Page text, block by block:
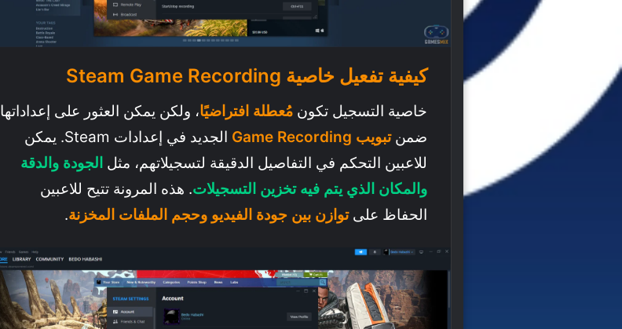
كيفية تفعيل خاصية Steam Game Recording
خاصية التسجيل تكون مُعطلة افتراضيًا، ولكن يمكن العثور على إعداداتها
ضمنتبويب Game Recording
الجديد في إعدادات Steam. يمكن
للاعبين التحكم في التفاصيل الدقيقة لتسجيلاتهم، مثل الجودة والدقة
والمكان الذي يتم فيه تخزين التسجيلات. هذه المرونة تتيح للاعبين
الحفاظ على توازن بين جودة الفيديو وحجم الملفات المخزنة.